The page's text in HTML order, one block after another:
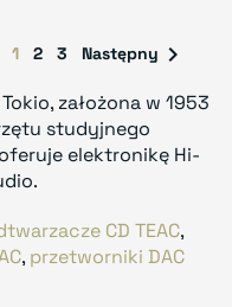
1 2 3 Następny 
założona w 1953
studyjnego
elektronikę Hi-
CD TEAC,
, przetworniki DAC